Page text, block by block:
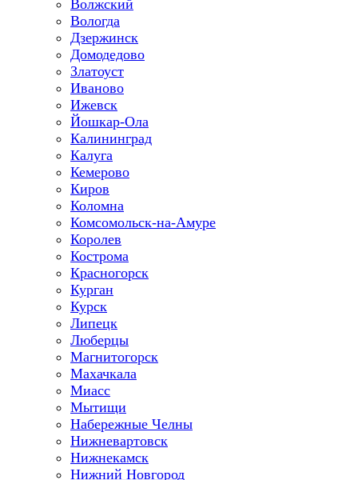
Волжский
Вологда
Дзержинск
Домодедово
Златоуст
Иваново
Ижевск
Йошкар-Ола
Калининград
Калуга
Кемерово
Киров
Коломна
Комсомольск-на-Амуре
Королев
Кострома
Красногорск
Курган
Курск
Липецк
Люберцы
Магнитогорск
Махачкала
Миасс
Мытищи
Набережные Челны
Нижневартовск
Нижнекамск
Нижний Новгород